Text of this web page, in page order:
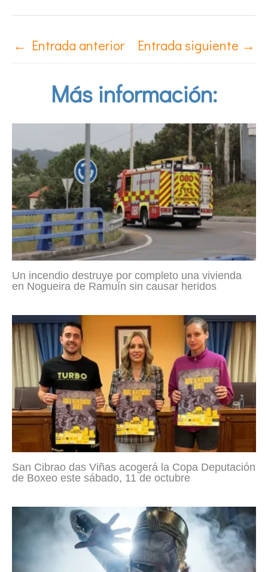
← Entrada anterior Entrada siguiente →
Más información:
Un incendio destruye por completo una vivienda
en Nogueira de Ramuín sin causar heridos
San Cibrao das Viñas acogerá la Copa Deputación
de Boxeo este sábado, 11 de octubre